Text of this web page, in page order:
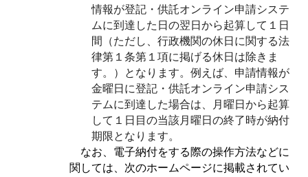
情報が登記・供託オンライン申請システ
ムに到達した日の翌日から起算して１日
間（ただし、行政機関の休日に関する法
律第１条第１項に掲げる休日は除きま
す。）となります。例えば、申請情報が
金曜日に登記・供託オンライン申請シス
テムに到達した場合は、月曜日から起算
して１日目の当該月曜日の終了時が納付
期限となります。
なお、電子納付をする際の操作方法などに
関しては、次のホームページに掲載されてい